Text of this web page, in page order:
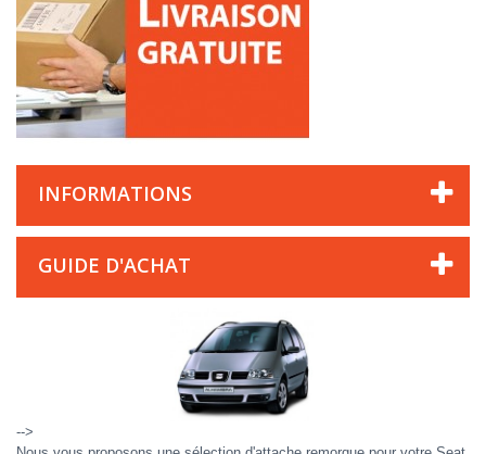
INFORMATIONS
GUIDE D'ACHAT
-->